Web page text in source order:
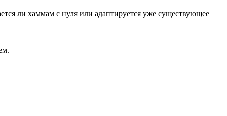
ли хаммам с нуля или адаптируется уже существующее